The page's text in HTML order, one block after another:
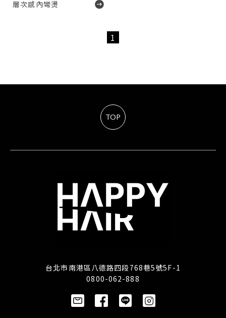
層次感內彎燙
1
TOP
台北市南港區八德路四段768巷5號5F-1
0800-062-888